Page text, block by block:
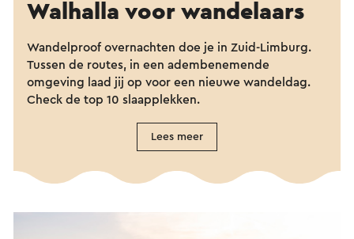
Walhalla voor wandelaars
Wandelproof overnachten doe je in Zuid-Limburg.
Tussen de routes, in een adembenemende
omgeving laad jij op voor een nieuwe wandeldag.
Check de top 10 slaapplekken.
Lees meer